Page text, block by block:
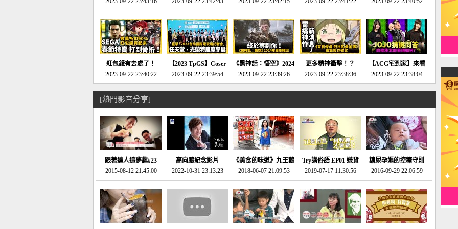
天平》介紹！-電玩宅
速配20230126
回「石村號」的恐懼體
驗-電玩宅速配
20230125
版」!!!今年就能玩到!!-
電玩宅速配20230124
動作角色扮演遊戲！-
電玩宅速配20230123
第一名早就決定了，封
面圖直接雷你!-電玩宅
速配20230120
紅包錢有去處了！
SEGA春節特賣 超過85
款遊戲打到骨折-電玩
宅速配20230119
2023-09-22 23:40:22
【2023 TpGS】Coser
和Show Girl搶先看！
直擊展前記者會-電玩
2023-09-22 23:39:54
《黑神話：悟空》2024
年夏季推出！確定不會
延期齁？-電玩宅速配
2023-09-22 23:39:26
更多精神衝擊！？
《來自深淵 烈日的黃
金鄉》續篇動畫確定
2023-09-22 23:38:36
【ACG宅到家】來看
就抽周邊！《JOJO的
奇妙冒險》問答大挑戰
年特展 feat 蕎羽 、櫻
花
2023-09-22 23:38:04
[熱門影音分享]
跟著達人追夢趣#23
promo-我想開間咖啡
館(謝佳凌)
2015-08-12 21:45:00
高向鵬紀念影片
2022-10-31 23:13:23
《美食的味道》九王鵝
肉
2018-06-07 21:09:53
Try講俗語 EP01 嫌貨
才是買貨人
2019-07-17 11:30:56
糖尿孕媽的控糖守則
2016-09-29 22:06:59